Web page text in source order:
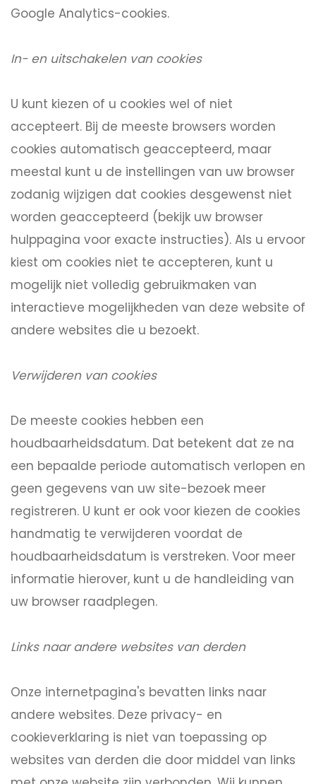
Google Analytics-cookies.
In- en uitschakelen van cookies
U kunt kiezen of u cookies wel of niet
accepteert. Bij de meeste browsers worden
cookies automatisch geaccepteerd, maar
meestal kunt u de instellingen van uw browser
zodanig wijzigen dat cookies desgewenst niet
worden geaccepteerd (bekijk uw browser
hulppagina voor exacte instructies). Als u ervoor
kiest om cookies niet te accepteren, kunt u
mogelijk niet volledig gebruikmaken van
interactieve mogelijkheden van deze website of
andere websites die u bezoekt.
Verwijderen van cookies
De meeste cookies hebben een
houdbaarheidsdatum. Dat betekent dat ze na
een bepaalde periode automatisch verlopen en
geen gegevens van uw site-bezoek meer
registreren. U kunt er ook voor kiezen de cookies
handmatig te verwijderen voordat de
houdbaarheidsdatum is verstreken. Voor meer
informatie hierover, kunt u de handleiding van
uw browser raadplegen.
Links naar andere websites van derden
Onze internetpagina's bevatten links naar
andere websites. Deze privacy- en
cookieverklaring is niet van toepassing op
websites van derden die door middel van links